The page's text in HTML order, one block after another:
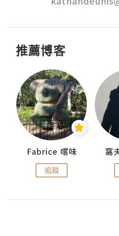
推薦博客
Fabrice 嚐味
追蹤
窩